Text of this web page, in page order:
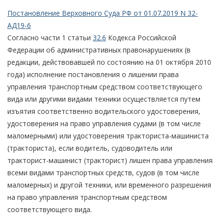
Постановление Верховного Суда РФ от 01.07.2019 N 32-
АД19-6
Согласно части 1 статьи 32.6 Кодекса Российской
Федерации об административных правонарушениях (в
редакции, действовавшей по состоянию на 01 октября 2010
года) исполнение постановления о лишении права
управления транспортным средством соответствующего
вида или другими видами техники осуществляется путем
изъятия соответственно водительского удостоверения,
удостоверения на право управления судами (в том числе
маломерными) или удостоверения тракториста-машиниста
(тракториста), если водитель, судоводитель или
тракторист-машинист (тракторист) лишен права управления
всеми видами транспортных средств, судов (в том числе
маломерных) и другой техники, или временного разрешения
на право управления транспортным средством
соответствующего вида.